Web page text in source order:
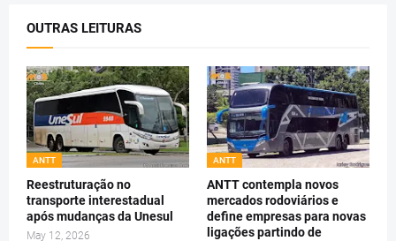
OUTRAS LEITURAS
ANTT
Reestruturação no
transporte interestadual
após mudanças da Unesul
May 12, 2026
ANTT
ANTT contempla novos
mercados rodoviários e
define empresas para novas
ligações partindo de